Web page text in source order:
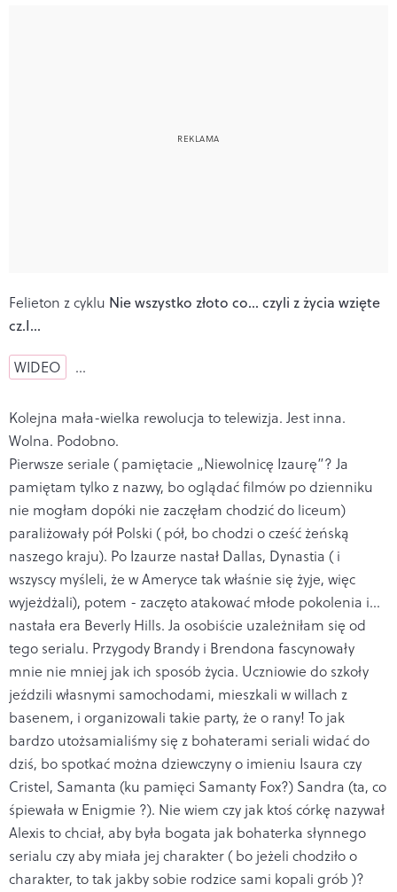
Felieton z cyklu Nie wszystko złoto co... czyli z życia wzięte
cz.I...
WIDEO …
Kolejna mała-wielka rewolucja to telewizja. Jest inna.
Wolna. Podobno.
Pierwsze seriale ( pamiętacie „Niewolnicę Izaurę”? Ja
pamiętam tylko z nazwy, bo oglądać filmów po dzienniku
nie mogłam dopóki nie zaczęłam chodzić do liceum)
paraliżowały pół Polski ( pół, bo chodzi o cześć żeńską
naszego kraju). Po Izaurze nastał Dallas, Dynastia ( i
wszyscy myśleli, że w Ameryce tak właśnie się żyje, więc
wyjeżdżali), potem - zaczęto atakować młode pokolenia i...
nastała era Beverly Hills. Ja osobiście uzależniłam się od
tego serialu. Przygody Brandy i Brendona fascynowały
mnie nie mniej jak ich sposób życia. Uczniowie do szkoły
jeździli własnymi samochodami, mieszkali w willach z
basenem, i organizowali takie party, że o rany! To jak
bardzo utożsamialiśmy się z bohaterami seriali widać do
dziś, bo spotkać można dziewczyny o imieniu Isaura czy
Cristel, Samanta (ku pamięci Samanty Fox?) Sandra (ta, co
śpiewała w Enigmie ?). Nie wiem czy jak ktoś córkę nazywał
Alexis to chciał, aby była bogata jak bohaterka słynnego
serialu czy aby miała jej charakter ( bo jeżeli chodziło o
charakter, to tak jakby sobie rodzice sami kopali grób )?